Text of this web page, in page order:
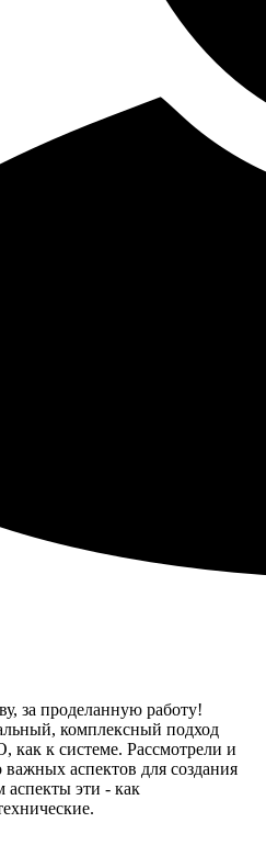
за проделанную работу!
комплексный подход
как к системе. Рассмотрели и
аспектов для создания
эти - как